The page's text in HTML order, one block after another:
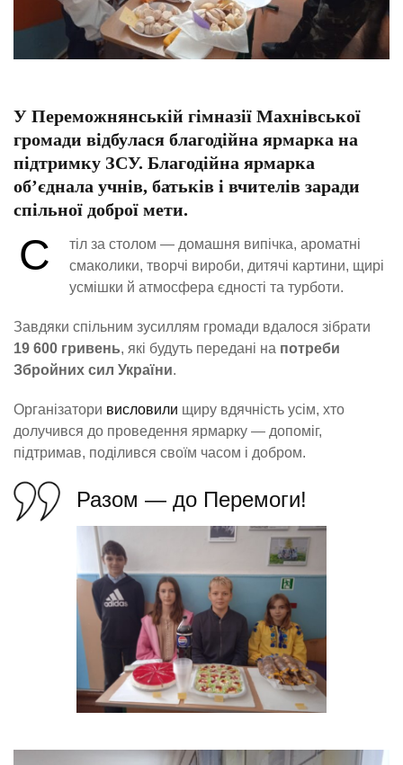
У Переможнянській гімназії Махнівської
громади відбулася благодійна ярмарка на
підтримку ЗСУ. Благодійна ярмарка
об’єднала учнів, батьків і вчителів заради
спільної доброї мети.
С
тіл за столом — домашня випічка, ароматні
смаколики, творчі вироби, дитячі картини, щирі
усмішки й атмосфера єдності та турботи.
Завдяки спільним зусиллям громади вдалося зібрати
19 600 гривень, які будуть передані на потреби
Збройних сил України.
Організатори висловили щиру вдячність усім, хто
долучився до проведення ярмарку — допоміг,
підтримав, поділився своїм часом і добром.
Разом — до Перемоги!